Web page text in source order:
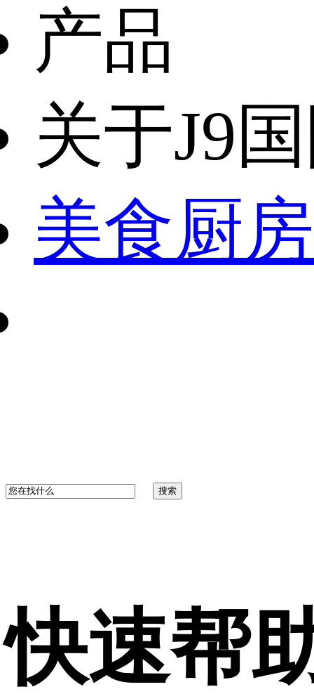
产品
关于J9
美食厨房
快速帮